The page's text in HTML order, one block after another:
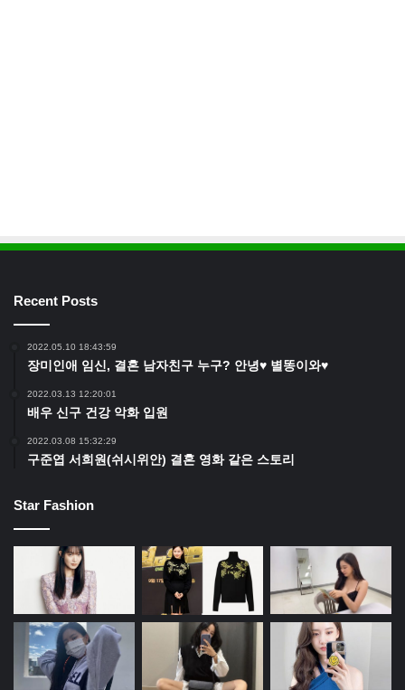
Recent Posts
2022.05.10 18:43:59
장미인애 임신, 결혼 남자친구 누구? 안녕♥ 별똥이와♥
2022.03.13 12:20:01
배우 신구 건강 악화 입원
2022.03.08 15:32:29
구준엽 서희원(쉬시위안) 결혼 영화 같은 스토리
Star Fashion